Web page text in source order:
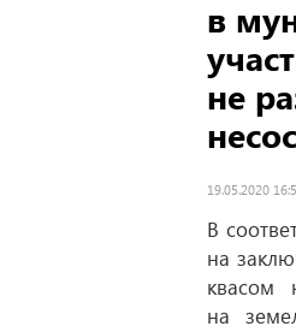
в
не
19.05.2020
В
на
квасом
на